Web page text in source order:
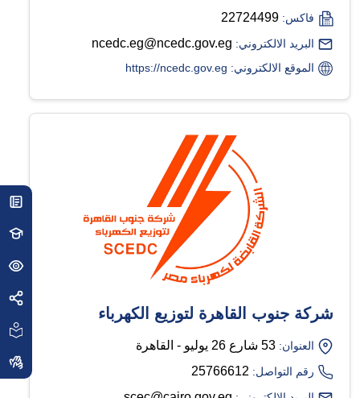
فاكس: 22724499
البريد الالكتروني: ncedc.eg@ncedc.gov.eg
الموقع الالكتروني: https://ncedc.gov.eg
شركة جنوب القاهرة لتوزيع الكهرباء
العنوان: 53 شارع 26 يوليو - القاهرة
رقم التواصل: 25766612